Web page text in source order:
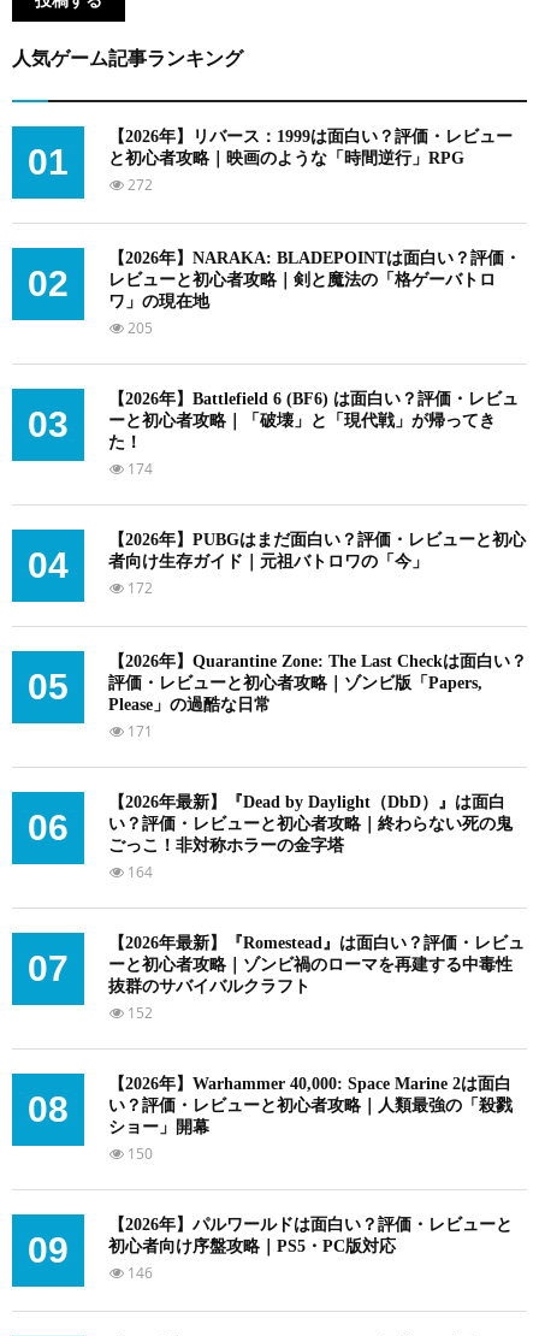
人気ゲーム記事ランキング
01
【2026年】リバース：1999は面白い？評価・レビュー
と初心者攻略｜映画のような「時間逆行」RPG
272
02
【2026年】NARAKA: BLADEPOINTは面白い？評価・
レビューと初心者攻略｜剣と魔法の「格ゲーバトロ
ワ」の現在地
205
03
【2026年】Battlefield 6 (BF6) は面白い？評価・レビュ
ーと初心者攻略｜「破壊」と「現代戦」が帰ってき
た！
174
04
【2026年】PUBGはまだ面白い？評価・レビューと初心
者向け生存ガイド｜元祖バトロワの「今」
172
05
【2026年】Quarantine Zone: The Last Checkは面白い？
評価・レビューと初心者攻略｜ゾンビ版「Papers,
Please」の過酷な日常
171
06
【2026年最新】『Dead by Daylight（DbD）』は面白
い？評価・レビューと初心者攻略｜終わらない死の鬼
ごっこ！非対称ホラーの金字塔
164
07
【2026年最新】『Romestead』は面白い？評価・レビュ
ーと初心者攻略｜ゾンビ禍のローマを再建する中毒性
抜群のサバイバルクラフト
152
08
【2026年】Warhammer 40,000: Space Marine 2は面白
い？評価・レビューと初心者攻略｜人類最強の「殺戮
ショー」開幕
150
09
【2026年】パルワールドは面白い？評価・レビューと
初心者向け序盤攻略｜PS5・PC版対応
146